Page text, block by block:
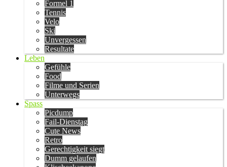
Formel 1
Tennis
Velo
Ski
Unvergessen
Resultate
Leben
Gefühle
Food
Filme und Serien
Unterwegs
Spass
Picdump
Fail-Dienstag
Cute News
Retro
Gerechtigkeit siegt
Dumm gelaufen